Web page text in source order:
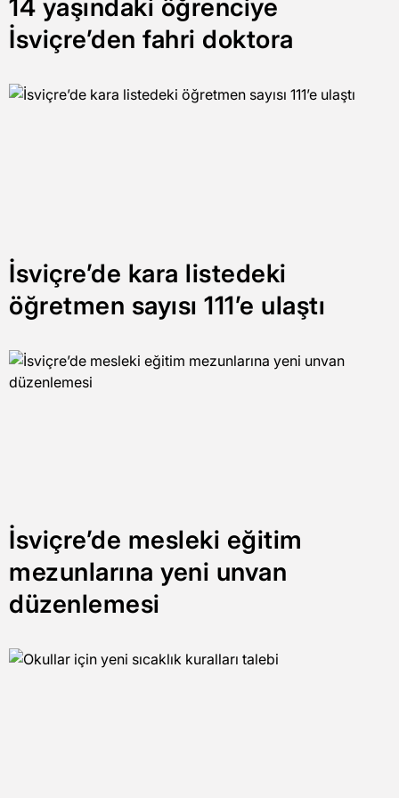
14 yaşındaki öğrenciye
İsviçre’den fahri doktora
İsviçre’de kara listedeki
öğretmen sayısı 111’e ulaştı
İsviçre’de mesleki eğitim
mezunlarına yeni unvan
düzenlemesi